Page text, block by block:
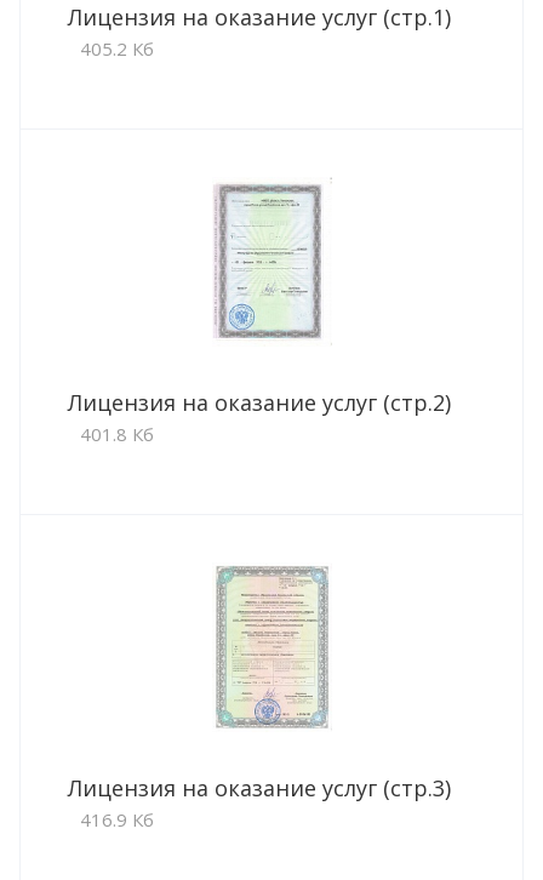
Лицензия на оказание услуг (стр.1)
405.2 Кб
Лицензия на оказание услуг (стр.2)
401.8 Кб
Лицензия на оказание услуг (стр.3)
416.9 Кб